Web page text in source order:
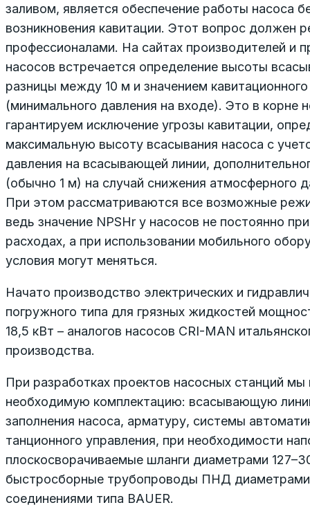
заливом, является обеспечение работы насоса
возникновения кавитации. Этот вопрос должен
профессионалами. На сайтах производителей и
насосов встречается определение высоты
разницы между 10 м и значением кавитационного
(минимального давления на входе). Это в корне
гарантируем исключение угрозы кавитации,
максимальную высоту всасывания насоса с
давления на всасывающей линии,
(обычно 1 м) на случай снижения атмосферного
При этом рассматриваются все возможные
ведь значение NPSHr у насосов не постоянно
расходах, а при использовании мобильного
условия могут меняться.
Начато производство электрических и
погружного типа для грязных жидкостей
18,5 кВт – аналогов насосов CRI-MAN
производства.
При разработках проектов насосных станций
необходимую комплектацию: всасывающую
заполнения насоса, арматуру, системы
танционного управления, при необходимости
плоскосворачиваемые шланги диаметрами
быстросборные трубопроводы ПНД
соединениями типа BAUER.